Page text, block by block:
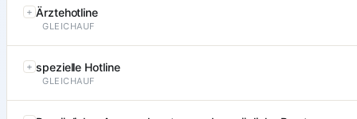
Ärztehotline
GLEICHAUF
spezielle Hotline
GLEICHAUF